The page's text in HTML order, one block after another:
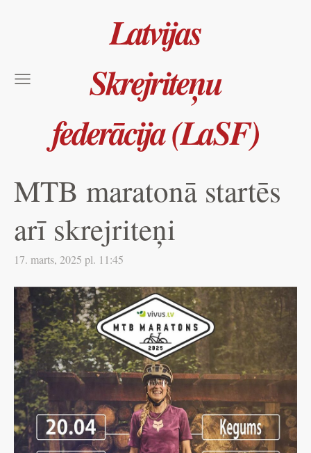
Latvijas
Skrejriteņu
federācija (LaSF)
MTB maratonā startēs
arī skrejriteņi
17. marts, 2025 pl. 11:45